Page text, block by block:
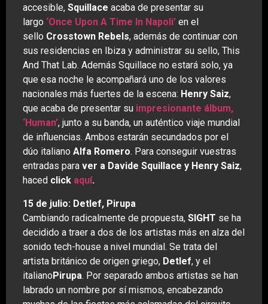
accesible, Squillace acaba de presentar su
largo ‘Once Upon A Time In Napoli’ en el
sello Crosstown Rebels, además de continuar con
sus residencias en Ibiza y administrar su sello, This
And That Lab. Además Squillace no estará solo, ya
que esa noche le acompañará uno de los valores
nacionales más fuertes de la escena: Henry Saiz,
que acaba de presentar su impresionante álbum,
‘Human’, junto a su banda, un auténtico viaje mundial
de influencias. Ambos estarán secundados por el
dúo italiano Alfa Romero. Para conseguir vuestras
entradas para ver a Davide Squillace y Henry Saiz,
haced click aquí.
15 de julio: Detlef, Pirupa
Cambiando radicalmente de propuesta, SIGHT se ha
decidido a traer a dos de los artistas más en alza del
sonido tech-house a nivel mundial. Se trata del
artista británico de origen griego, Detlef, y el
italianoPirupa. Por separado ambos artistas se han
labrado un nombre por sí mismos, encabezando